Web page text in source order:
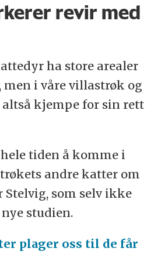
revir med
ha store arealer
men i våre villastrøk og
kjempe for sin rett
tiden å komme i
andre katter om
som selv ikke
studien.
plager oss til de får